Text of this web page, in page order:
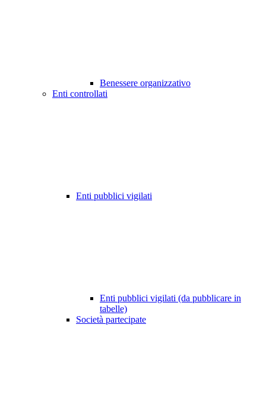
Benessere organizzativo
Enti controllati
Enti pubblici vigilati
Enti pubblici vigilati (da pubblicare in
tabelle)
Società partecipate